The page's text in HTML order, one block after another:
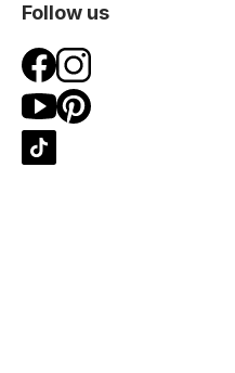
Follow us